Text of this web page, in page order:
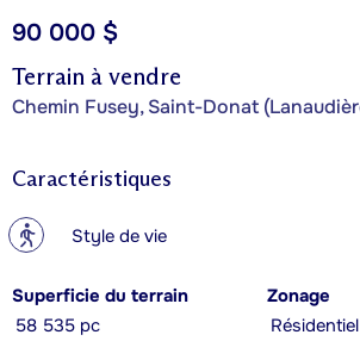
Terrain à vendre
Chemin Fusey, Saint-Donat
90 000 $
Caractéristiques
? Style de vie
Superficie du terrain
58 535 pc
Zonage
Résidentiel